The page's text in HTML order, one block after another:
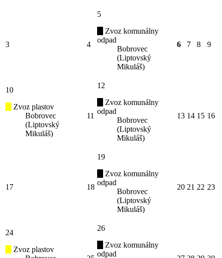
3 4
5
Zvoz komunálny
odpad
Bobrovec
(Liptovský
Mikuláš)
6 7 8 9
10
Zvoz plastov
Bobrovec
(Liptovský
Mikuláš)
11
12
Zvoz komunálny
odpad
Bobrovec
(Liptovský
Mikuláš)
13 14 15 16
17 18
19
Zvoz komunálny
odpad
Bobrovec
(Liptovský
Mikuláš)
20 21 22 23
24
Zvoz plastov
26
Zvoz komunálny
odpad